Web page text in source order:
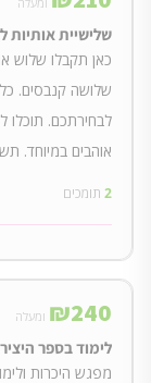
שלישיית אותיות
כאן תקבלו שלוש
לבחירתכם.
אוהבים במיוחד.
2 תומכים
₪240 ומעלה
לימוד בספר
מפגש היכרות